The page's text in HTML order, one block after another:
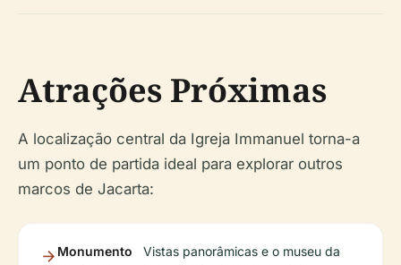
Atrações Próximas
A localização central da Igreja Immanuel torna-a
um ponto de partida ideal para explorar outros
marcos de Jacarta:
Monumento
Vistas panorâmicas e o museu da